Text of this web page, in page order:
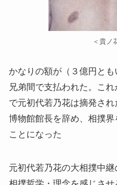
＜貴ノ
かなりの額が（３億円と
兄弟間で支払われた。こ
で元初代若乃花は摘発さ
博物館館長を辞め、相撲界
ことになった
元初代若乃花の大相撲中継